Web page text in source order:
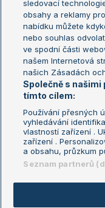
Aktualní trendy
Fotbalové přestupy
Livesport Daily
LS Prague Open
Podmínky užití
GDPR a žurnalistika
Kontakt
sledovací
obsahy a reklamy
nabídku můžete
nebo souhlas
ve spodní části
našem Internetová
našich Zásadách
Společně s
tímto cílem:
Používání přesných
vyhledávání
vlastností zařízení .
zařízení .
a obsahu, průzkum
Seznam partnerů